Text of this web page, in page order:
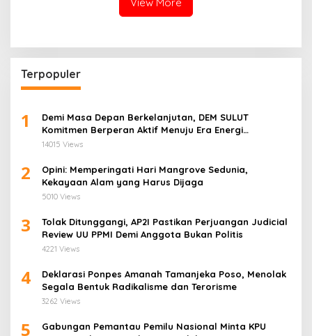
Terpopuler
1
Demi Masa Depan Berkelanjutan, DEM SULUT
Komitmen Berperan Aktif Menuju Era Energi
Terbarukan di Sulawesi Utara
14015 Views
2
Opini: Memperingati Hari Mangrove Sedunia,
Kekayaan Alam yang Harus Dijaga
5010 Views
3
Tolak Ditunggangi, AP2I Pastikan Perjuangan Judicial
Review UU PPMI Demi Anggota Bukan Politis
4221 Views
4
Deklarasi Ponpes Amanah Tamanjeka Poso, Menolak
Segala Bentuk Radikalisme dan Terorisme
3262 Views
5
Gabungan Pemantau Pemilu Nasional Minta KPU